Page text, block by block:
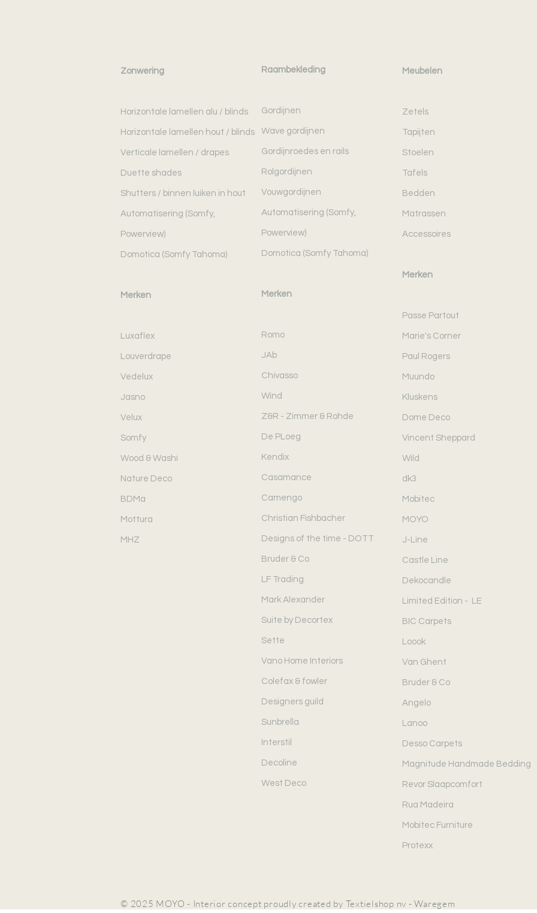
Zonwering
Horizontale lamellen alu / blinds
Horizontale lamellen hout / blinds
Verticale lamellen / drapes
Duette shades
Shutters / binnen luiken in hout
Automatisering (Somfy,
Powerview)
Domotica (Somfy Tahoma)
Merken
Luxaflex
Louverdrape
Vedelux
Jasno
Velux
Somfy
Wood & Washi
Nature Deco
BDMa
Mottura
MHZ
Raambekleding
Gordijnen
Wave gordijnen
Gordijnroedes en rails
Rolgordijnen
Vouwgordijnen
Automatisering (Somfy,
Powerview)
Domotica (Somfy Tahoma)
Merken
Romo
JAb
Chivasso
Wind
Z&R - Zimmer & Rohde
De PLoeg
Kendix
Casamance
Camengo
Christian Fishbacher
Designs of the time - DOTT
Bruder & Co
LF Trading
Mark Alexander
Suite by Decortex
Sette
Vano Home Interiors
Colefax & fowler
Designers guild
Sunbrella
Interstil
Decoline
West Deco
Meubelen
Zetels
Tapijten
Stoelen
Tafels
Bedden
Matrassen
Accessoires
Merken
Passe Partout
Marie's Corner
Paul Rogers
Muundo
Kluskens
Dome Deco
Vincent Sheppard
Wild
dk3
Mobitec
MOYO
J-Line
Castle Line
Dekocandle
Limited Edition - LE
BIC Carpets
Loook
Van Ghent
Bruder & Co
Angelo
Lanoo
Desso Carpets
Magnitude Handmade Bedding
Revor Slaapcomfort
Rua Madeira
Mobitec Furniture
Protexx
© 2025 MOYO - Interior concept proudly created by Textielshop nv - Waregem